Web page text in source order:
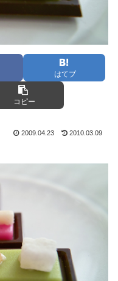
はてブ
コピー
2009.04.23 2010.03.09